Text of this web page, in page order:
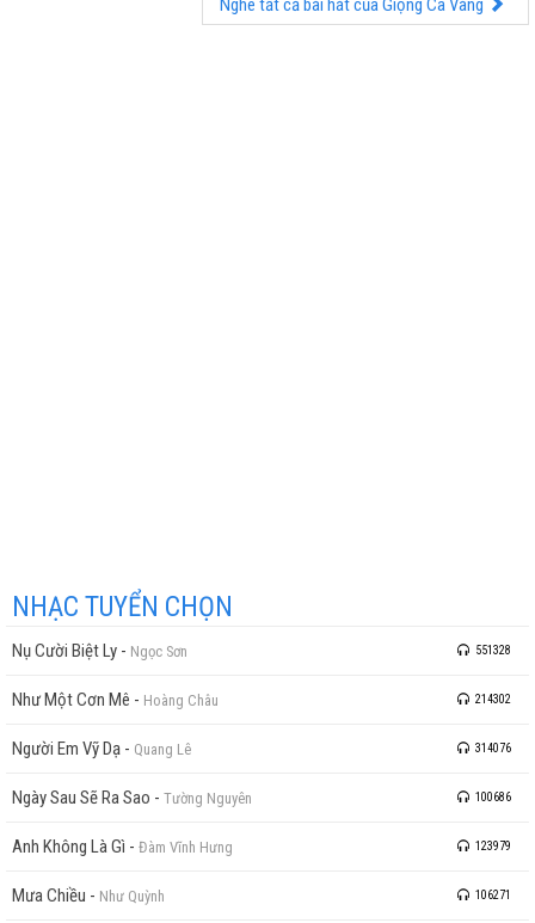
Nghe tất cả bài hát của Giọng Ca Vàng
NHẠC TUYỂN CHỌN
Nụ Cười Biệt Ly - Ngọc Sơn 551328
Như Một Cơn Mê - Hoàng Châu 214302
Người Em Vỹ Dạ - Quang Lê 314076
Ngày Sau Sẽ Ra Sao - Tường Nguyên 100686
Anh Không Là Gì - Đàm Vĩnh Hưng 123979
Mưa Chiều - Như Quỳnh 106271